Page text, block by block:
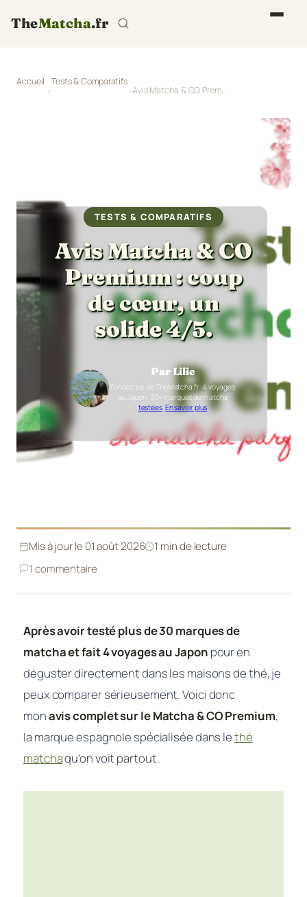
TheMatcha.fr
Accueil Tests & Comparatifs
Avis Matcha & CO Premium : coup de cœur, un solide 4/5.
TESTS & COMPARATIFS
Avis Matcha & CO
Premium : coup
de cœur, un
solide 4/5.
Par Lilie
Fondatrice de TheMatcha.fr · 4 voyages
au Japon · 30+ marques de matcha
testées· En savoir plus
Mis à jour le 01 août 2026
1 min de lecture
1 commentaire
Après avoir testé plus de 30 marques de
matcha et fait 4 voyages au Japon pour en
déguster directement dans les maisons de thé, je
peux comparer sérieusement. Voici donc
monavis complet sur le Matcha & CO Premium,
la marque espagnole spécialisée dans lethé
matchaqu’on voit partout.